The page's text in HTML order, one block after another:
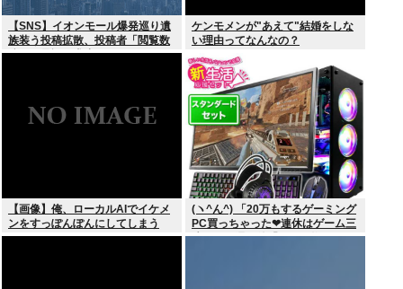
【SNS】イオンモール爆発巡り遺
族装う投稿拡散、投稿者「閲覧数
稼ぎや承認欲求止まらなくなっ
ケンモメンが"あえて"結婚をしな
い理由ってなんなの？
【画像】俺、ローカルAIでイケメ
ンをすっぽんぽんにしてしまう
www
(ヽ^ん^) 「20万もするゲーミング
PC買っちゃった❤連休はゲーム三
昧だ」一週間後「お届け物でー